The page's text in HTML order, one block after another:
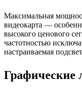
Максимальная
видеокарта —
высокого ценового
частотностью
настраиваемая
Графические